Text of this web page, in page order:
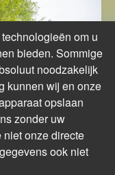
om u
bieden. Sommige
noodzakelijk
kunnen wij en onze
opslaan
zonder uw
onze directe
ook niet